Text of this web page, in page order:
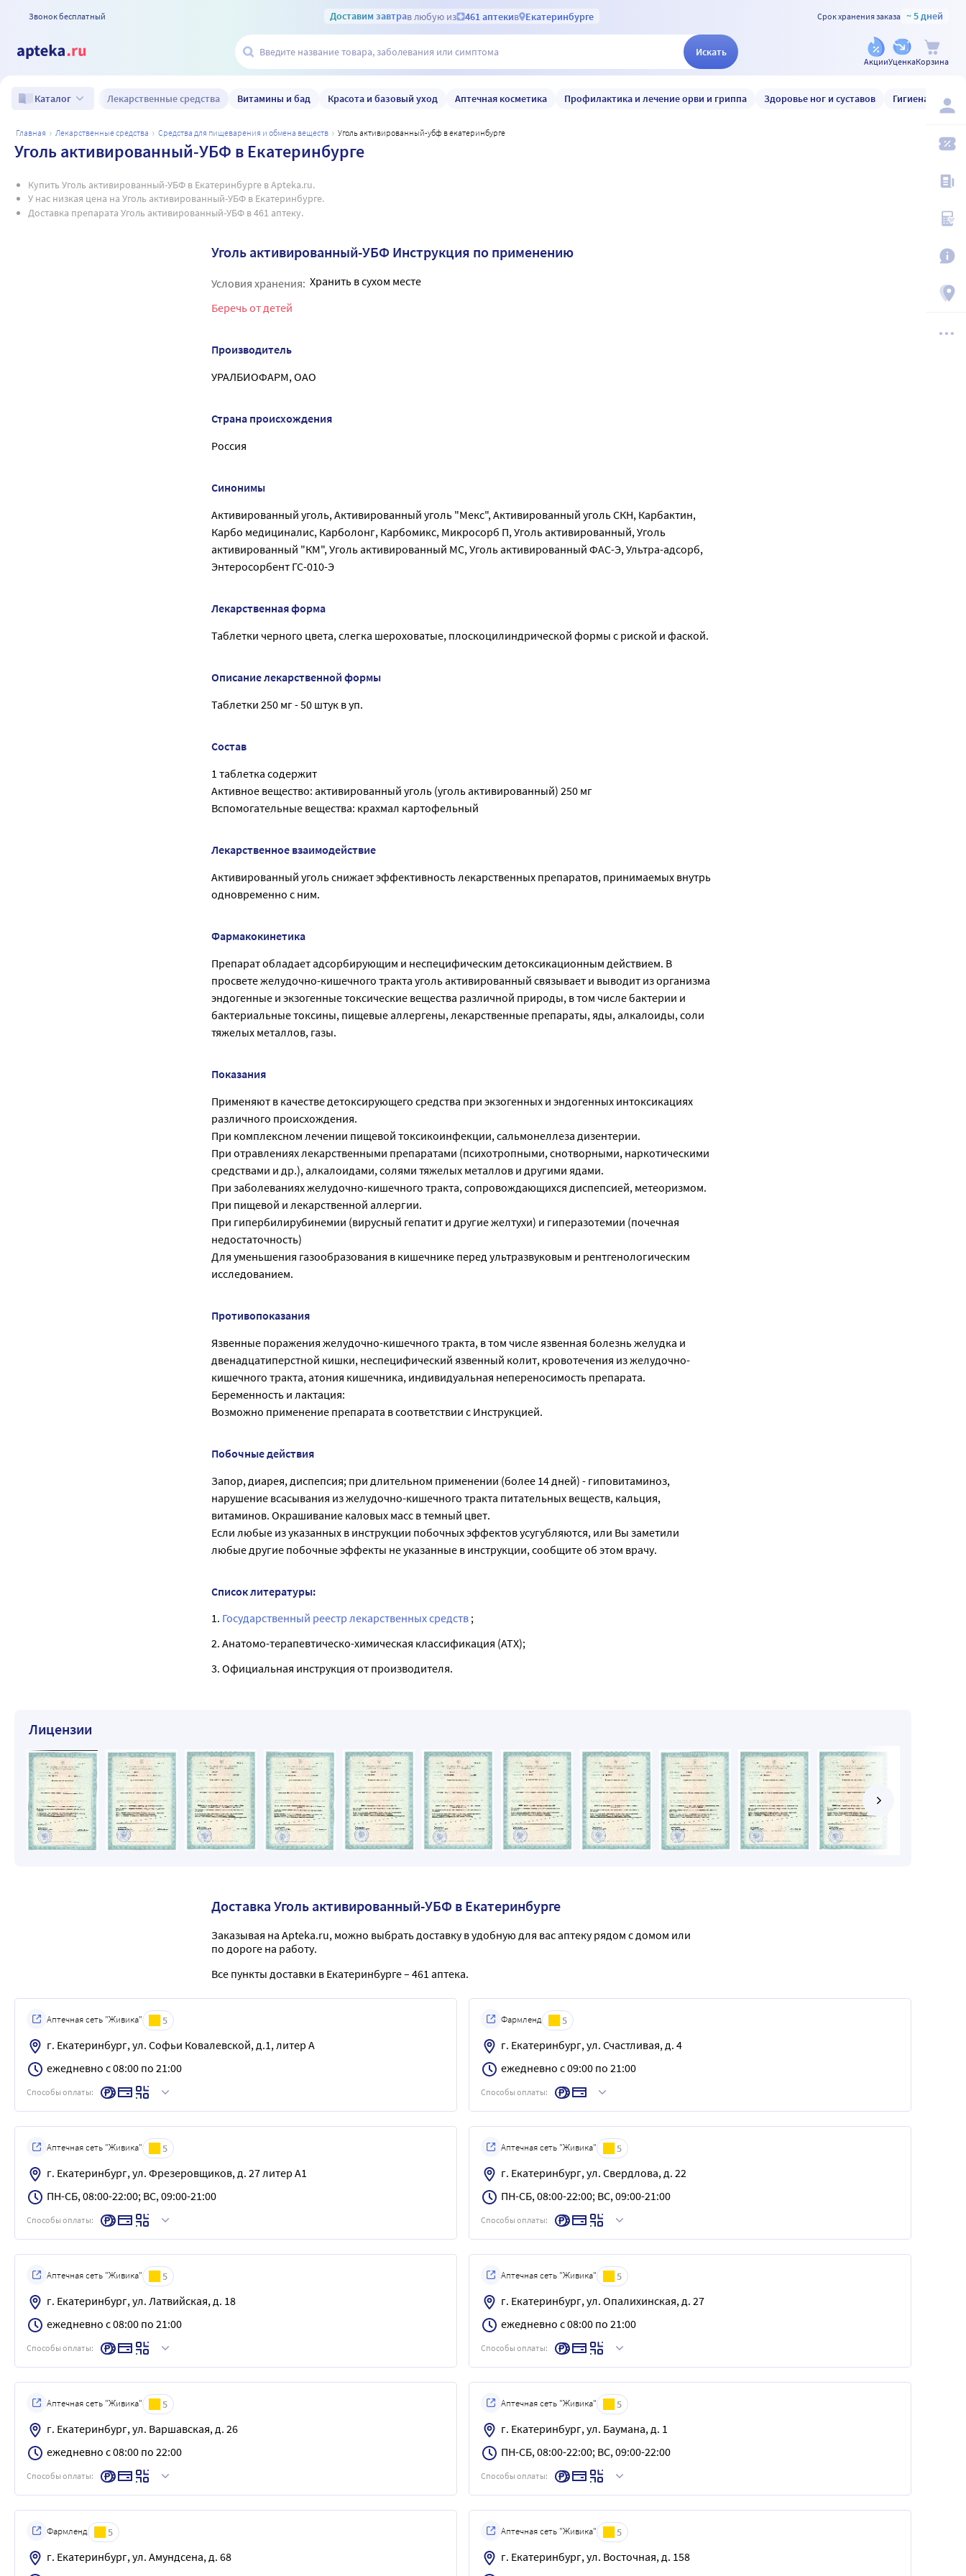
Звонок бесплатный Доставим завтрав любую из 461 аптекив Екатеринбурге Срок хранения заказа ~ 5 дней
Искать
АкцииУценкаКорзина
Каталог Лекарственные средства Витамины и бад Красота и базовый уход Аптечная косметика Профилактика и лечение орви и гриппа Здоровье ног и суставов Гигиена и уход
главная лекарственные средства средства для пищеварения и обмена веществ уголь активированный-убф в екатеринбурге
Уголь активированный-УБФ в Екатеринбурге
Купить Уголь активированный-УБФ в Екатеринбурге в Apteka.ru.
У нас низкая цена на Уголь активированный-УБФ в Екатеринбурге.
Доставка препарата Уголь активированный-УБФ в 461 аптеку.
Уголь активированный-УБФ Инструкция по применению
Условия хранения: Хранить в сухом месте
Беречь от детей
Производитель
УРАЛБИОФАРМ, ОАО
Страна происхождения
Россия
Синонимы
Активированный уголь, Активированный уголь "Мекс", Активированный уголь СКН, Карбактин,
Карбо медициналис, Карболонг, Карбомикс, Микросорб П, Уголь активированный, Уголь
активированный "КМ", Уголь активированный МС, Уголь активированный ФАС-Э, Ультра-адсорб,
Энтеросорбент ГС-010-Э
Лекарственная форма
Таблетки черного цвета, слегка шероховатые, плоскоцилиндрической формы с риской и фаской.
Описание лекарственной формы
Таблетки 250 мг - 50 штук в уп.
Состав
1 таблетка содержит
Активное вещество: активированный уголь (уголь активированный) 250 мг
Вспомогательные вещества: крахмал картофельный
Лекарственное взаимодействие
Активированный уголь снижает эффективность лекарственных препаратов, принимаемых внутрь
одновременно с ним.
Фармакокинетика
Препарат обладает адсорбирующим и неспецифическим детоксикационным действием. В
просвете желудочно-кишечного тракта уголь активированный связывает и выводит из организма
эндогенные и экзогенные токсические вещества различной природы, в том числе бактерии и
бактериальные токсины, пищевые аллергены, лекарственные препараты, яды, алкалоиды, соли
тяжелых металлов, газы.
Показания
Применяют в качестве детоксирующего средства при экзогенных и эндогенных интоксикациях
различного происхождения.
При комплексном лечении пищевой токсикоинфекции, сальмонеллеза дизенте­рии.
При отравлениях лекарственными препаратами (психотропными, снотворными, наркотическими
средствами и др.), алкалоидами, солями тяжелых металлов и другими ядами.
При заболеваниях желудочно-кишечного тракта, сопровождающихся диспепсией, метеоризмом.
При пищевой и лекарственной аллергии.
При гипербилирубинемии (вирусный гепатит и другие желтухи) и гиперазотемии (почечная
недостаточность)
Для уменьшения газообразования в кишечнике перед ультразвуковым и рентгенологическим
исследованием.
Противопоказания
Язвенные поражения желудочно-кишечного тракта, в том числе язвенная болезнь желудка и
двенадцатиперстной кишки, неспецифический язвенный колит, кровотечения из желудочно-
кишечного тракта, атония кишечника, индивидуальная непереносимость препарата.
Беременность и лактация:
Возможно применение препарата в соответствии с Инструкцией.
Побочные действия
Запор, диарея, диспепсия; при длительном применении (более 14 дней) - гиповитаминоз,
нарушение всасывания из желудочно-кишечного тракта питательных веществ, кальция,
витаминов. Окрашивание каловых масс в темный цвет.
Если любые из указанных в инструкции побочных эффектов усугубляются, или Вы заметили
любые другие побочные эффекты не указанные в инструкции, сообщите об этом врачу.
Список литературы:
1. Государственный реестр лекарственных средств ;
2. Анатомо-терапевтическо-химическая классификация (ATX);
3. Официальная инструкция от производителя.
Лицензии
Доставка Уголь активированный-УБФ в Екатеринбурге
Заказывая на Apteka.ru, можно выбрать доставку в удобную для вас аптеку рядом с домом или
по дороге на работу.
Все пункты доставки в Екатеринбурге – 461 аптека.
Аптечная сеть "Живика" 5
г. Екатеринбург, ул. Софьи Ковалевской, д.1, литер А
ежедневно с 08:00 по 21:00
Способы оплаты:
Фармленд 5
г. Екатеринбург, ул. Счастливая, д. 4
ежедневно с 09:00 по 21:00
Способы оплаты:
Аптечная сеть "Живика" 5
г. Екатеринбург, ул. Фрезеровщиков, д. 27 литер А1
ПН-СБ, 08:00-22:00; ВС, 09:00-21:00
Способы оплаты:
Аптечная сеть "Живика" 5
г. Екатеринбург, ул. Свердлова, д. 22
ПН-СБ, 08:00-22:00; ВС, 09:00-21:00
Способы оплаты:
Аптечная сеть "Живика" 5
г. Екатеринбург, ул. Латвийская, д. 18
ежедневно с 08:00 по 21:00
Способы оплаты:
Аптечная сеть "Живика" 5
г. Екатеринбург, ул. Опалихинская, д. 27
ежедневно с 08:00 по 21:00
Способы оплаты:
Аптечная сеть "Живика" 5
г. Екатеринбург, ул. Варшавская, д. 26
ежедневно с 08:00 по 22:00
Способы оплаты:
Аптечная сеть "Живика" 5
г. Екатеринбург, ул. Баумана, д. 1
ПН-СБ, 08:00-22:00; ВС, 09:00-22:00
Способы оплаты:
Фармленд 5
г. Екатеринбург, ул. Амундсена, д. 68
Аптечная сеть "Живика" 5
г. Екатеринбург, ул. Восточная, д. 158